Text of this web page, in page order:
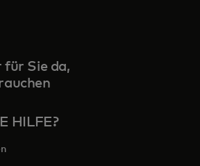
Sie da,
HILFE?